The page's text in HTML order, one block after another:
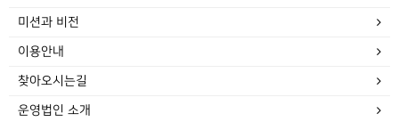
미션과 비전
이용안내
찾아오시는길
운영법인 소개